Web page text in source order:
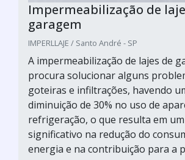
Impermeabilização de
garagem
IMPERLLAJE / Santo André - SP
A impermeabilização de lajes de
procura solucionar alguns
goteiras e infiltrações, havendo
diminuição de 30% no uso de
refrigeração, o que resulta em
significativo na redução do
energia e na contribuição para a